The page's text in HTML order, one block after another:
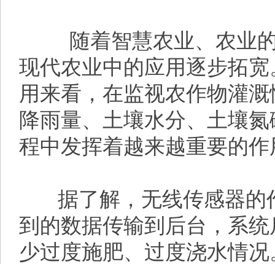
随着智慧农业、农业的
现代农业中的应用逐步拓
用来看，在监视农作物灌
降雨量、土壤水分、土壤
程中发挥着越来越重要的作
据了解，无线传感器的
到的数据传输到后台，系
少过度施肥、过度浇水情